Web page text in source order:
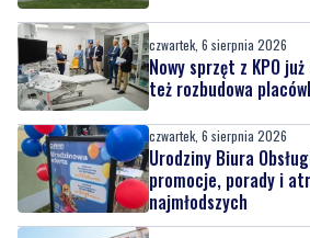
czwartek, 6 sierpnia 2026
Nowy sprzęt z KPO
też rozbudowa
czwartek, 6 sierpnia 2026
Urodziny Biura
promocje, porady i
najmłodszych